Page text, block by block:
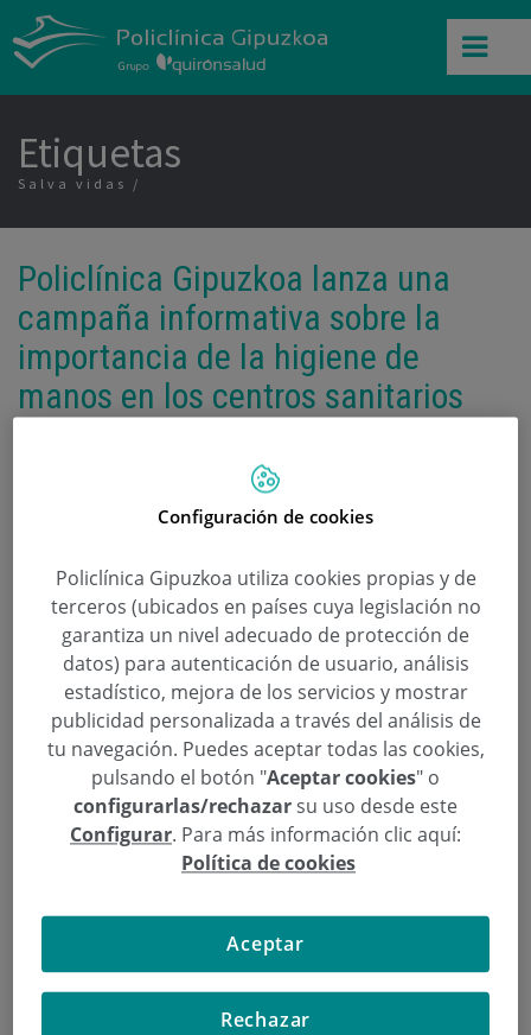
Etiquetas
Salva vidas
Policlínica Gipuzkoa lanza una
campaña informativa sobre la
importancia de la higiene de
manos en los centros sanitarios
Higiene de Manos,
personal sanitario,Salva vidas,seguridad
Policlínica Gipuzkoa se adhiere a la campaña
promovida por la Organización Mundial de la Salud
(OMS) que convoca una «Jornada global de toma de
conciencia sobre la higiene de manos» el 5 de mayo
de 2009. La campaña tiene como objetivo
concienciar e informar de la importancia de la
higiene de manos para reducir el número de
infecciones evitables en pacientes y conseguir una
mejora de la calidad asistencial.
Continuar leyendo
Configuración de cookies
Policlínica Gipuzkoa utiliza cookies propias y de
terceros (ubicados en países cuya legislación no
garantiza un nivel adecuado de protección de
datos) para autenticación de usuario, análisis
estadístico, mejora de los servicios y mostrar
publicidad personalizada a través del análisis de
tu navegación. Puedes aceptar todas las cookies,
pulsando el botón "Aceptar cookies" o
configurarlas/rechazarsu uso desde este
Configurar. Para más información clic aquí:
Política de cookies
Rechazar
Aceptar